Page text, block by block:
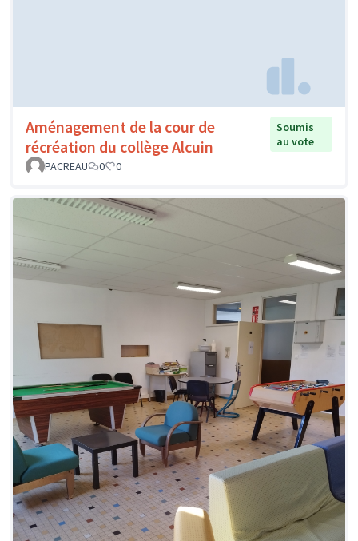
Aménagement de la cour de
récréation du collège Alcuin
Soumis
au vote
PACREAU
0 0